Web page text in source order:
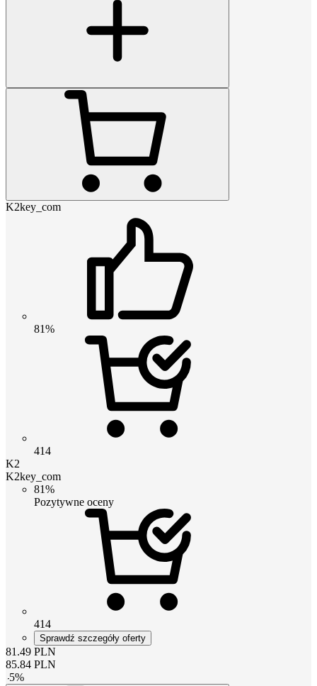
K2key_com
81%
414
K2
K2key_com
81%
Pozytywne oceny
414
Sprawdź szczegóły oferty
81.49 PLN
85.84 PLN
-5%